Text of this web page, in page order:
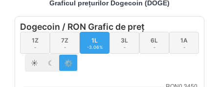
Graficul prețurilor Dogecoin (DOGE)
Dogecoin / RON Grafic de preț
1Z
-
7Z
-
1L
-3.06%
3L
-
6L
-
1A
-
☀ ☾ ⚙